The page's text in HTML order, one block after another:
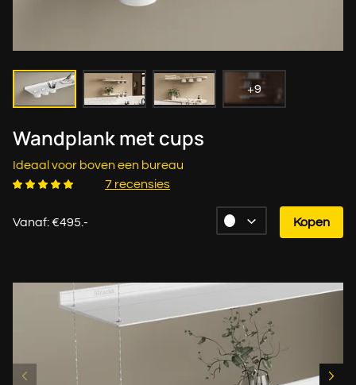
+9
Wandplank met cups
Ideaal voor boven een bureau
7 recensies
Vanaf: €495.- Kopen